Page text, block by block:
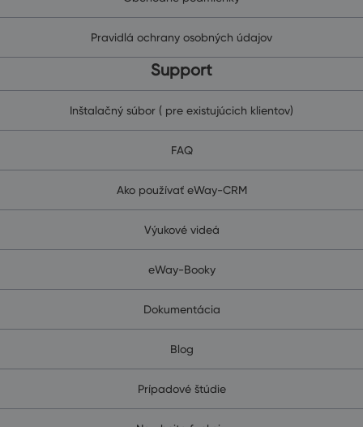
Pravidlá ochrany osobných údajov
Support
Inštalačný súbor ( pre existujúcich klientov)
FAQ
Ako používať eWay-CRM
Výukové videá
eWay-Booky
Dokumentácia
Blog
Prípadové štúdie